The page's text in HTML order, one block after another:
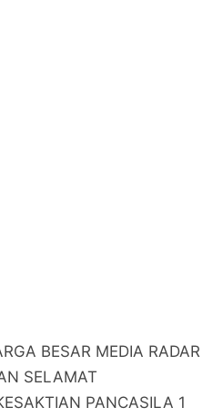
BESAR MEDIA RADAR
SELAMAT
PANCASILA 1